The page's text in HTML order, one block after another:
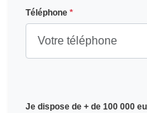
Téléphone *
Je dispose de + de 100 000